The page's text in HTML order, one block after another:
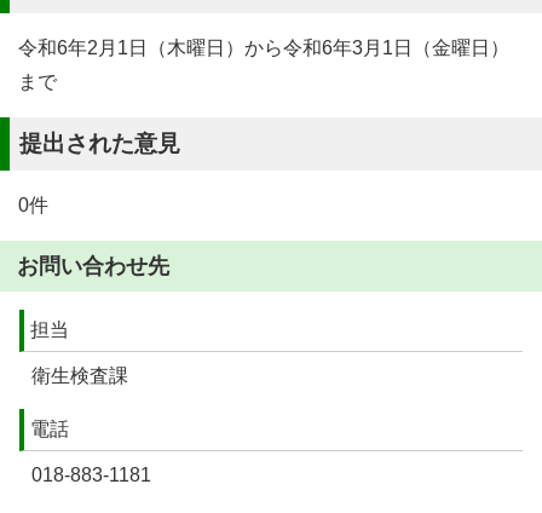
令和6年2月1日（木曜日）から令和6年3月1日（金曜日）
まで
提出された意見
0件
お問い合わせ先
担当
衛生検査課
電話
018-883-1181